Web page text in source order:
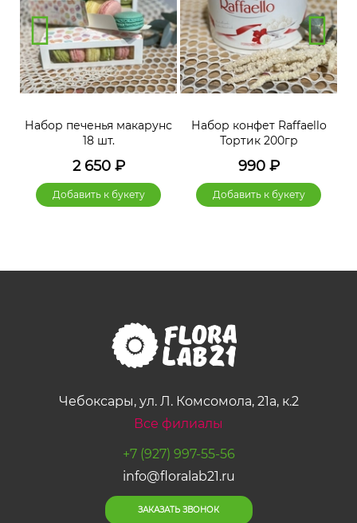
Набор печенья макарунс
18 шт.
2 650₽
Добавить к букету
Набор конфет Raffaello
Тортик 200гр
990₽
Добавить к букету
Чебоксары, ул. Л. Комсомола, 21а, к.2
Все филиалы
+7 (927) 997-55-56
info@floralab21.ru
ЗАКАЗАТЬ ЗВОНОК